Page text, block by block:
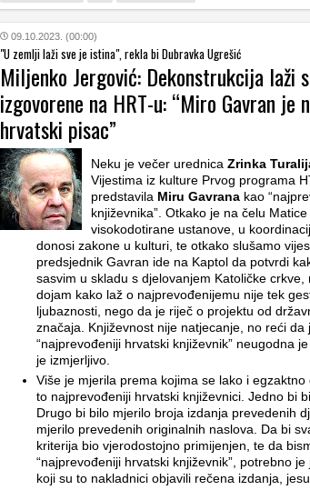
09.10.2023. (00:00)
"U zemlji laži sve je istina", rekla bi Dubravka Ugrešić
Miljenko Jergović: Dekonstrukcija laži
izgovorene na HRT-u: “Miro Gavran je
hrvatski pisac”
Neku je večer urednica Zrinka
Vijestima iz kulture Prvog programa
predstavila Miru Gavrana kao
književnika”. Otkako je na čelu Matice
visokodotirane ustanove, u
donosi zakone u kulturi, te otkako slušamo
predsjednik Gavran ide na Kaptol da potvrdi
sasvim u skladu s djelovanjem Katoličke crkve,
dojam kako laž o najprevođenijemu nije tek
ljubaznosti, nego da je riječ o projektu od
značaja. Književnost nije natjecanje, no reći da
“najprevođeniji hrvatski književnik” neugodna
je izmjerljivo.
Više je mjerila prema kojima se lako i egzaktno
to najprevođeniji hrvatski književnici. Jedno bi
Drugo bi bilo mjerilo broja izdanja prevedenih
mjerilo prevedenih originalnih naslova. Da bi
kriterija bio vjerodostojno primijenjen, te da
“najprevođeniji hrvatski književnik”, potrebno
koji su to nakladnici objavili rečena izdanja,